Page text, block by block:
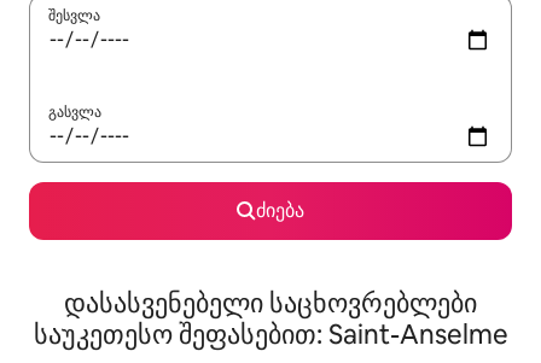
შესვლა
გასვლა
ძიება
დასასვენებელი საცხოვრებლები
საუკეთესო შეფასებით: Saint-Anselme